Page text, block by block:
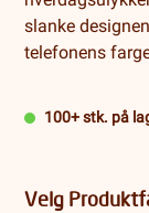
slanke
telefonens
100+ stk. på
Velg